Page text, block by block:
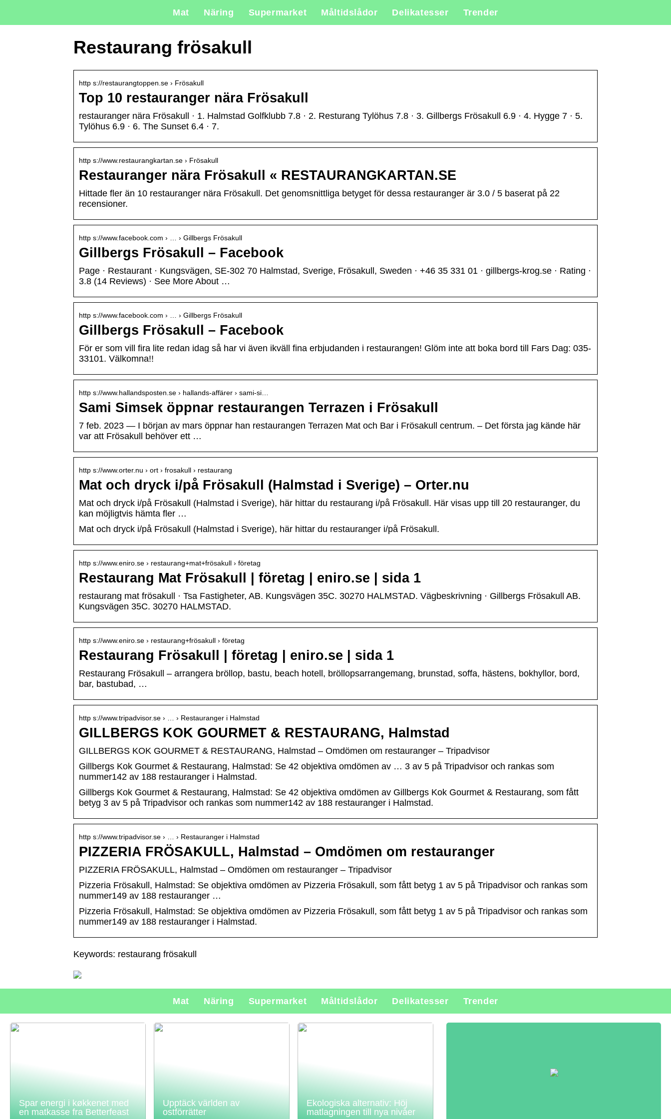
Mat Näring Supermarket Måltidslådor Delikatesser Trender
Restaurang frösakull
http s://restaurangtoppen.se › Frösakull
Top 10 restauranger nära Frösakull
restauranger nära Frösakull · 1. Halmstad Golfklubb 7.8 · 2. Resturang Tylöhus 7.8 · 3. Gillbergs Frösakull 6.9 · 4. Hygge 7 · 5.
Tylöhus 6.9 · 6. The Sunset 6.4 · 7.
http s://www.restaurangkartan.se › Frösakull
Restauranger nära Frösakull « RESTAURANGKARTAN.SE
Hittade fler än 10 restauranger nära Frösakull. Det genomsnittliga betyget för dessa restauranger är 3.0 / 5 baserat på 22
recensioner.
http s://www.facebook.com › … › Gillbergs Frösakull
Gillbergs Frösakull – Facebook
Page · Restaurant · Kungsvägen, SE-302 70 Halmstad, Sverige, Frösakull, Sweden · +46 35 331 01 · gillbergs-krog.se · Rating ·
3.8 (14 Reviews) · See More About …
http s://www.facebook.com › … › Gillbergs Frösakull
Gillbergs Frösakull – Facebook
För er som vill fira lite redan idag så har vi även ikväll fina erbjudanden i restaurangen! Glöm inte att boka bord till Fars Dag: 035-
33101. Välkomna!!
http s://www.hallandsposten.se › hallands-affärer › sami-si…
Sami Simsek öppnar restaurangen Terrazen i Frösakull
7 feb. 2023 — I början av mars öppnar han restaurangen Terrazen Mat och Bar i Frösakull centrum. – Det första jag kände här
var att Frösakull behöver ett …
http s://www.orter.nu › ort › frosakull › restaurang
Mat och dryck i/på Frösakull (Halmstad i Sverige) – Orter.nu
Mat och dryck i/på Frösakull (Halmstad i Sverige), här hittar du restaurang i/på Frösakull. Här visas upp till 20 restauranger, du
kan möjligtvis hämta fler …
Mat och dryck i/på Frösakull (Halmstad i Sverige), här hittar du restauranger i/på Frösakull.
http s://www.eniro.se › restaurang+mat+frösakull › företag
Restaurang Mat Frösakull | företag | eniro.se | sida 1
restaurang mat frösakull · Tsa Fastigheter, AB. Kungsvägen 35C. 30270 HALMSTAD. Vägbeskrivning · Gillbergs Frösakull AB.
Kungsvägen 35C. 30270 HALMSTAD.
http s://www.eniro.se › restaurang+frösakull › företag
Restaurang Frösakull | företag | eniro.se | sida 1
Restaurang Frösakull – arrangera bröllop, bastu, beach hotell, bröllopsarrangemang, brunstad, soffa, hästens, bokhyllor, bord,
bar, bastubad, …
http s://www.tripadvisor.se › … › Restauranger i Halmstad
GILLBERGS KOK GOURMET & RESTAURANG, Halmstad
GILLBERGS KOK GOURMET & RESTAURANG, Halmstad – Omdömen om restauranger – Tripadvisor
Gillbergs Kok Gourmet & Restaurang, Halmstad: Se 42 objektiva omdömen av … 3 av 5 på Tripadvisor och rankas som
nummer142 av 188 restauranger i Halmstad.
Gillbergs Kok Gourmet & Restaurang, Halmstad: Se 42 objektiva omdömen av Gillbergs Kok Gourmet & Restaurang, som fått
betyg 3 av 5 på Tripadvisor och rankas som nummer142 av 188 restauranger i Halmstad.
http s://www.tripadvisor.se › … › Restauranger i Halmstad
PIZZERIA FRÖSAKULL, Halmstad – Omdömen om restauranger
PIZZERIA FRÖSAKULL, Halmstad – Omdömen om restauranger – Tripadvisor
Pizzeria Frösakull, Halmstad: Se objektiva omdömen av Pizzeria Frösakull, som fått betyg 1 av 5 på Tripadvisor och rankas som
nummer149 av 188 restauranger …
Pizzeria Frösakull, Halmstad: Se objektiva omdömen av Pizzeria Frösakull, som fått betyg 1 av 5 på Tripadvisor och rankas som
nummer149 av 188 restauranger i Halmstad.
Keywords: restaurang frösakull
Mat Näring Supermarket Måltidslådor Delikatesser Trender
Spar energi i køkkenet med
en matkasse fra Betterfeast
Upptäck världen av
ostförrätter
Ekologiska alternativ: Höj
matlagningen till nya nivåer